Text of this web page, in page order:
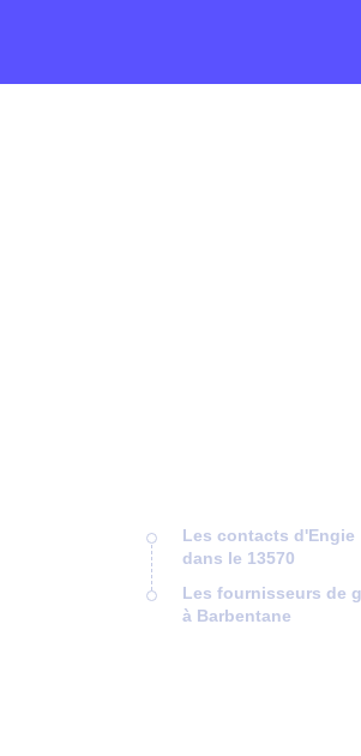
Les contacts d'Engie
dans le 13570
Les fournisseurs de
à Barbentane